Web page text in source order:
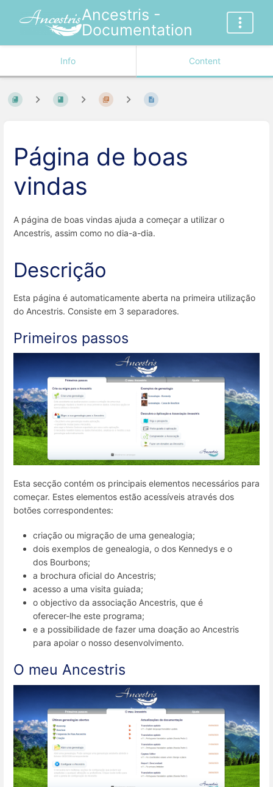
Ancestris -
Documentation
Info Content
Página de boas
vindas
A página de boas vindas ajuda a começar a utilizar o
Ancestris, assim como no dia-a-dia.
Descrição
Esta página é automaticamente aberta na primeira utilização
do Ancestris. Consiste em 3 separadores.
Primeiros passos
Esta secção contém os principais elementos necessários para
começar. Estes elementos estão acessíveis através dos
botões correspondentes:
criação ou migração de uma genealogia;
dois exemplos de genealogia, o dos Kennedys e o
dos Bourbons;
a brochura oficial do Ancestris;
acesso a uma visita guiada;
o objectivo da associação Ancestris, que é
oferecer-lhe este programa;
e a possibilidade de fazer uma doação ao Ancestris
para apoiar o nosso desenvolvimento.
O meu Ancestris